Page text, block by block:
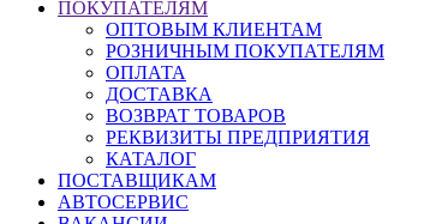
ПОКУПАТЕЛЯМ
ОПТОВЫМ КЛИЕНТАМ
РОЗНИЧНЫМ ПОКУПАТЕЛЯМ
ОПЛАТА
ДОСТАВКА
ВОЗВРАТ ТОВАРОВ
РЕКВИЗИТЫ ПРЕДПРИЯТИЯ
КАТАЛОГ
ПОСТАВЩИКАМ
АВТОСЕРВИС